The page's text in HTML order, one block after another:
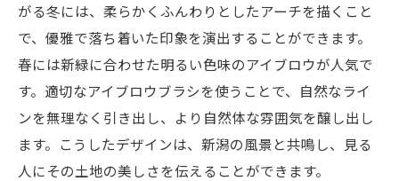
がる冬には、柔らかくふんわりとしたアーチを描くこと
で、優雅で落ち着いた印象を演出することができます。
春には新緑に合わせた明るい色味のアイブロウが人気で
す。適切なアイブロウブラシを使うことで、自然なライ
ンを無理なく引き出し、より自然体な雰囲気を醸し出し
ます。こうしたデザインは、新潟の風景と共鳴し、見る
人にその土地の美しさを伝えることができます。